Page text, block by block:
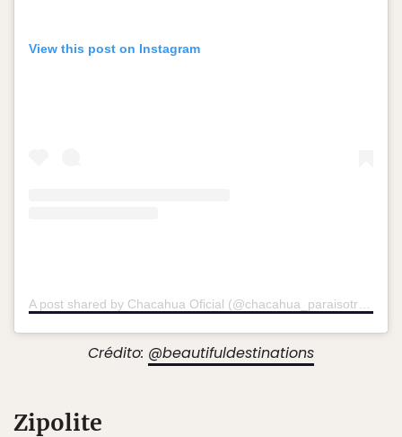
View this post on Instagram
Crédito: @beautifuldestinations
Zipolite